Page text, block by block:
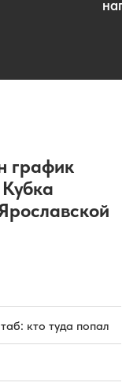
график
кто туда попал